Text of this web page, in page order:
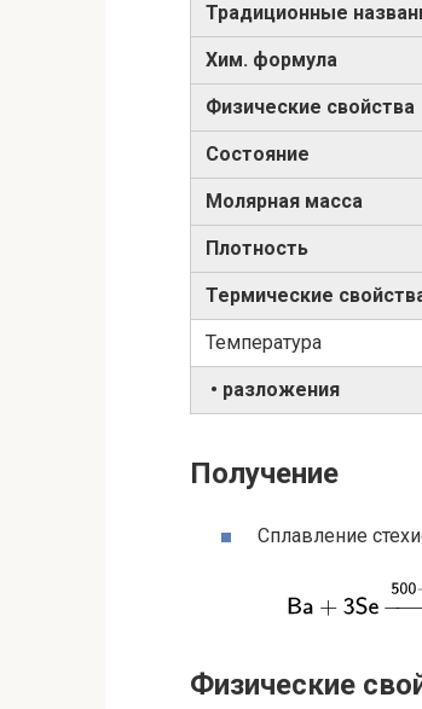
Традиционные
Хим. формула
Физические свойства
Состояние
Молярная масса
Плотность
Термические
Температура
• разложения
Получение
Сплавление
Физические